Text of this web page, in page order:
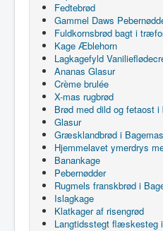
Fedtebrød
Gammel Daws
Fuldkornsbrød bagt i
Kage Æblehorn
Lagkagefyld
Ananas Glasur
Crème brulée
X-mas rugbrød
Brød med dild og fetaost
Glasur
Græsklandbrød i
Hjemmelavet ymerdrys
Banankage
Pebernødder
Rugmels franskbrød i
Islagkage
Klatkager af risengrød
Langtidsstegt flæskesteg